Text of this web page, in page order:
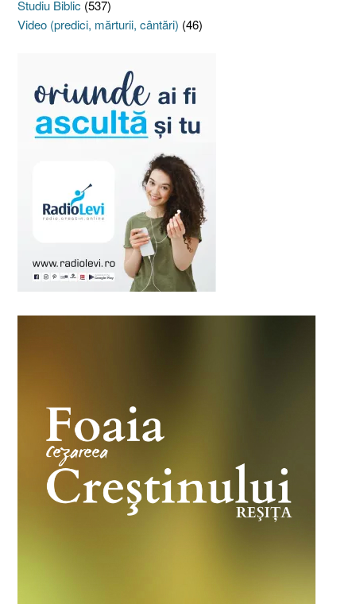
Studiu Biblic (537)
Video (predici, mărturii, cântări) (46)